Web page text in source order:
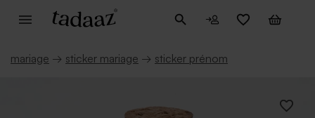
mariage → sticker mariage → sticker prénom